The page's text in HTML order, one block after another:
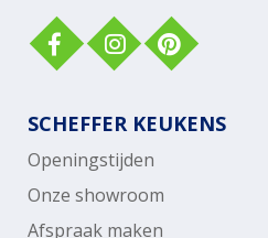
SCHEFFER KEUKENS
Openingstijden
Onze showroom
Afspraak maken